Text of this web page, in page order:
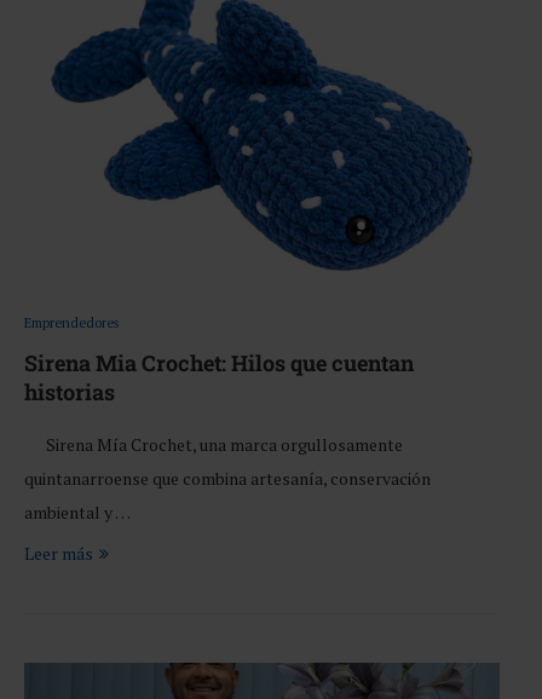
Emprendedores
Sirena Mia Crochet: Hilos que cuentan
historias
Sirena Mía Crochet, una marca orgullosamente
quintanarroense que combina artesanía, conservación
ambiental y …
Leer más